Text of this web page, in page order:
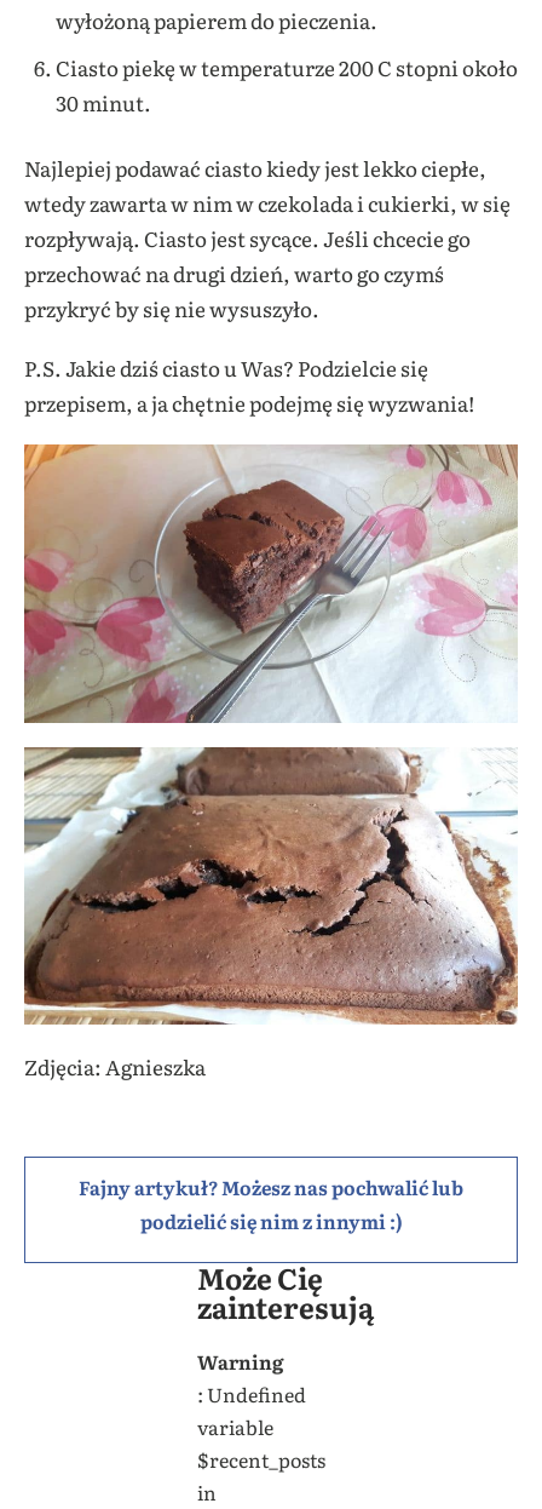
wyłożoną papierem do pieczenia.
Ciasto piekę w temperaturze 200 C stopni około
30 minut.
Najlepiej podawać ciasto kiedy jest lekko ciepłe,
wtedy zawarta w nim w czekolada i cukierki, w się
rozpływają. Ciasto jest sycące. Jeśli chcecie go
przechować na drugi dzień, warto go czymś
przykryć by się nie wysuszyło.
P.S. Jakie dziś ciasto u Was? Podzielcie się
przepisem, a ja chętnie podejmę się wyzwania!
Zdjęcia: Agnieszka
Fajny artykuł? Możesz nas pochwalić lub
podzielić się nim z innymi :)
Może Cię
zainteresują
Warning
: Undefined
variable
$recent_posts
in